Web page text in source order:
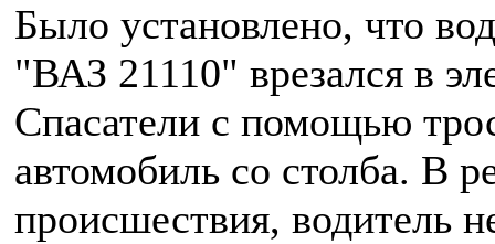
Было установлено, что
"ВАЗ 21110" врезался в
Спасатели с помощью
автомобиль со столба. В
происшествия, водитель